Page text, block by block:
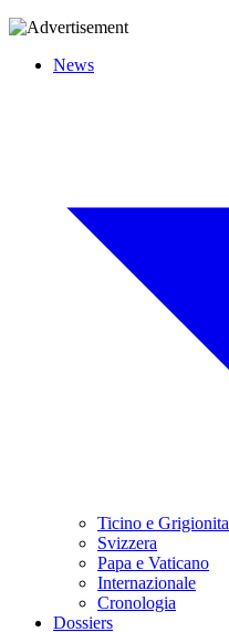
News
Ticino e
Svizzera
Papa e Vaticano
Internazionale
Cronologia
Dossiers